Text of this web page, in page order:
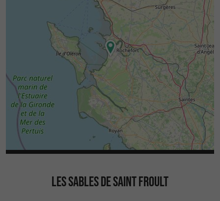
produits artisanaux du territoire.
À moins de 30 kilomètres, Fouras offre
également un cadre agréable pour une
promenade en bord de mer, avec ses plages et
ses points de vue sur le célèbre Fort Boyard. Les
visiteurs peuvent aussi rejoindre les ports
ostréicoles et les petits villages du littoral pour
découvrir l’ambiance typique de la côte
atlantique.
Entre nature, patrimoine et gastronomie locale,
destination appréciée pour profiter du rythme
LES SABLES DE SAINT FROULT